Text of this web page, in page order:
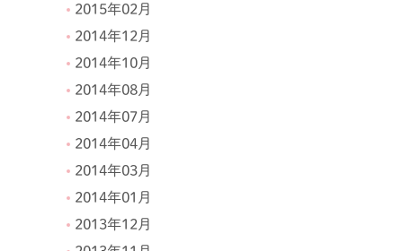
2015年02月
2014年12月
2014年10月
2014年08月
2014年07月
2014年04月
2014年03月
2014年01月
2013年12月